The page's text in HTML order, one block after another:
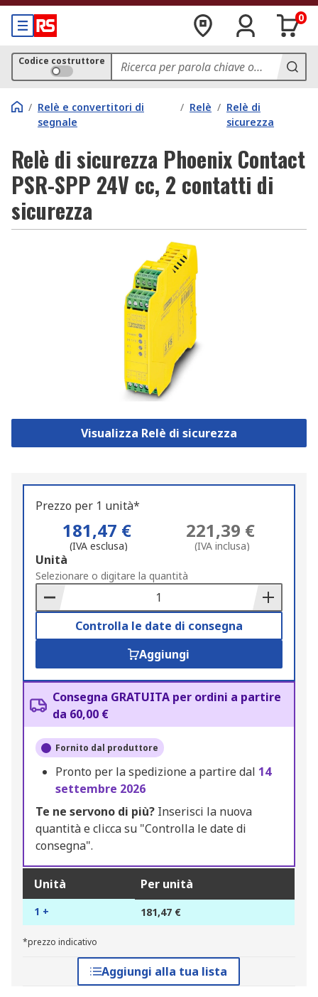
0
Codice costruttore
/ Relè e convertitori di
segnale
/ Relè / Relè di
sicurezza
Relè di sicurezza Phoenix Contact
PSR-SPP 24V cc, 2 contatti di
sicurezza
Visualizza Relè di sicurezza
Prezzo per 1 unità*
181,47 €
(IVA esclusa)
221,39 €
(IVA inclusa)
Add
to
Basket
Unità
Selezionare o digitare la quantità
Controlla le date di consegna
Aggiungi
Consegna GRATUITA per ordini a partire
da 60,00 €
Fornito dal produttore
Pronto per la spedizione a partire dal 14
settembre 2026
Te ne servono di più? Inserisci la nuova
quantità e clicca su "Controlla le date di
consegna".
Unità Per unità
1 + 181,47 €
*prezzo indicativo
Aggiungi alla tua lista